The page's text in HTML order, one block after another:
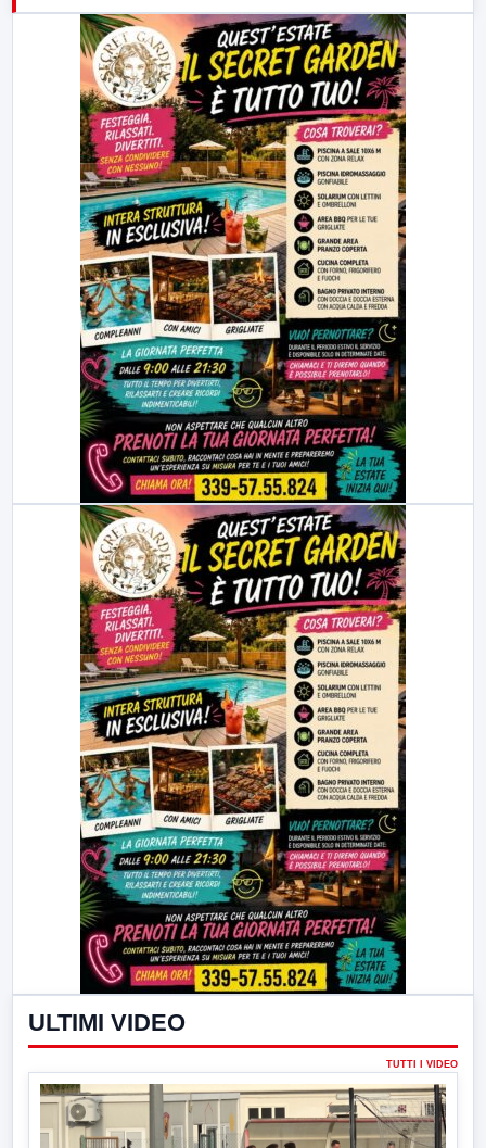
LabNews (replica)
ULTIMI VIDEO
TUTTI I VIDEO